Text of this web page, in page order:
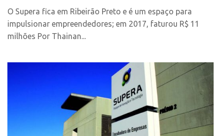
Programas
Bolsa Empreendedorismo
PGI-USP
Conexão Inter-USP
Leis e Normas
Portal do Inventor
Polos
Polo Capital
Polo Ribeirão Preto
Bolsa Empreendedorismo
Bolsa Startup USP
O Supera fica em Ribeirão Preto e é um espaço para
impulsionar empreendedores; em 2017, faturou R$ 11
milhões Por Thainan...